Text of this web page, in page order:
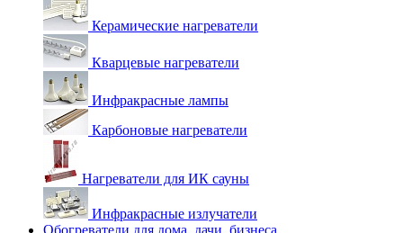
Керамические нагреватели
Кварцевые нагреватели
Инфракрасные лампы
Карбоновые нагреватели
Нагреватели для ИК сауны
Инфракрасные излучатели
Обогреватели для дома, дачи, бизнеса